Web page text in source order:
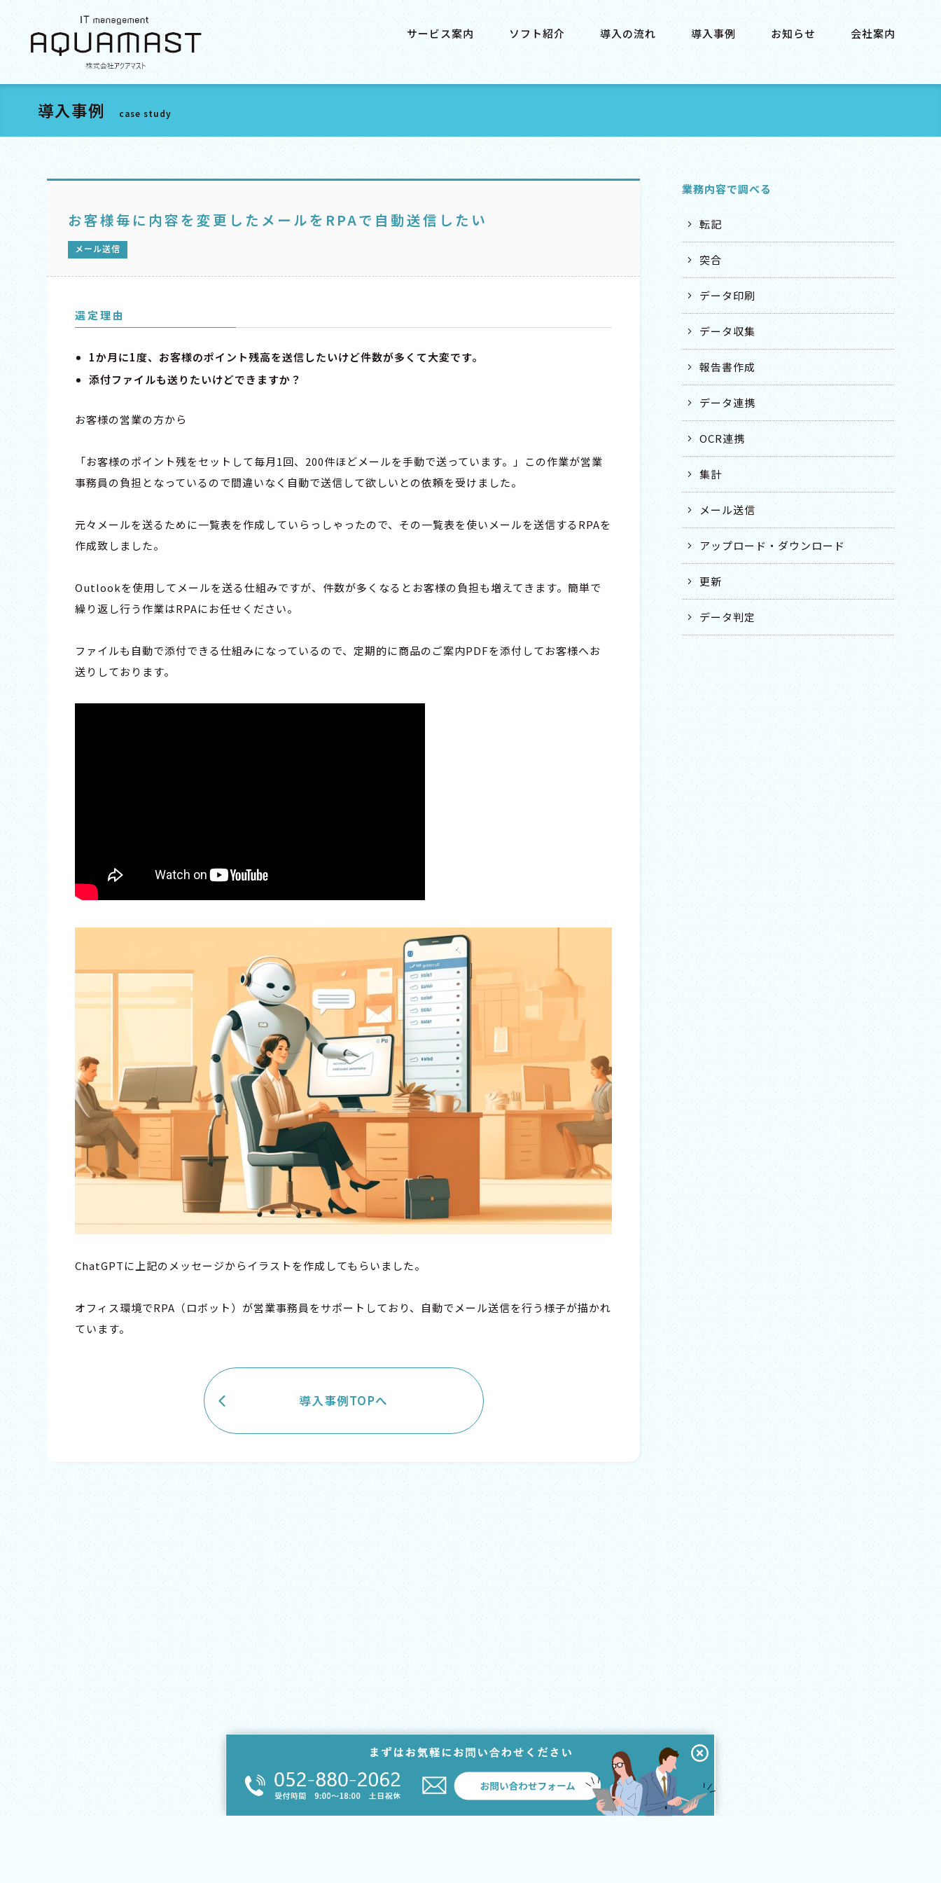
サービス案内 ソフト紹介 導入の流れ 導入事例 お知らせ 会社案内
導入事例 case study
お客様毎に内容を変更したメールをRPAで自動送信したい
メール送信
選定理由
1か月に1度、お客様のポイント残高を送信したいけど件数が多くて大変です。
添付ファイルも送りたいけどできますか？
お客様の営業の方から
「お客様のポイント残をセットして毎月1回、200件ほどメールを手動で送っています。」この作業が営業
事務員の負担となっているので間違いなく自動で送信して欲しいとの依頼を受けました。
元々メールを送るために一覧表を作成していらっしゃったので、その一覧表を使いメールを送信するRPAを
作成致しました。
Outlookを使用してメールを送る仕組みですが、件数が多くなるとお客様の負担も増えてきます。簡単で
繰り返し行う作業はRPAにお任せください。
ファイルも自動で添付できる仕組みになっているので、定期的に商品のご案内PDFを添付してお客様へお
送りしております。
ChatGPTに上記のメッセージからイラストを作成してもらいました。
オフィス環境でRPA（ロボット）が営業事務員をサポートしており、自動でメール送信を行う様子が描かれ
ています。
導入事例TOPへ
業務内容で調べる
転記
突合
データ印刷
データ収集
報告書作成
データ連携
OCR連携
集計
メール送信
アップロード・ダウンロード
更新
データ判定